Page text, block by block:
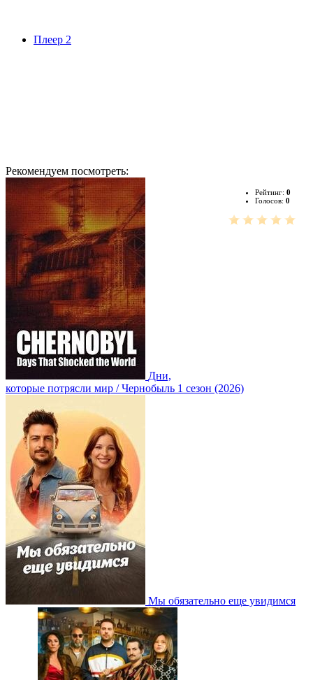
Плеер 2
Рекомендуем посмотреть:
Рейтинг: 0
Голосов: 0
Дни,
которые потрясли мир / Чернобыль 1 сезон (2026)
Мы обязательно еще увидимся